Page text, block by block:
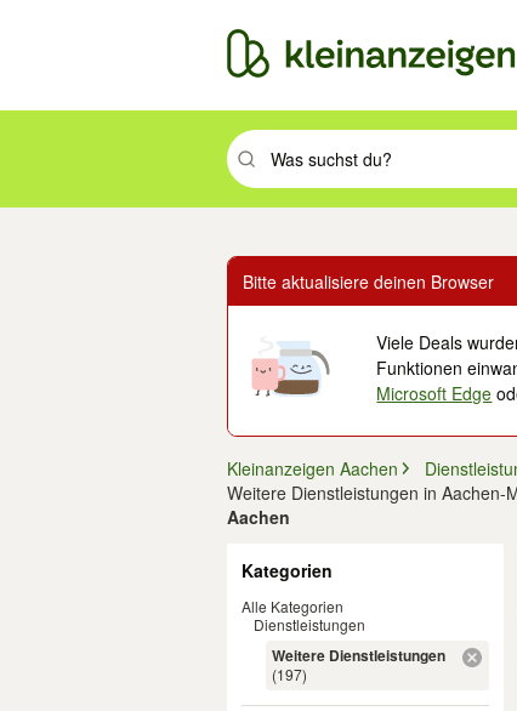
Suchbegriff eingeben. Eingabetaste
Bitte aktualisiere deinen Browser
Viele Deals
Funktionen
Microsoft Edge
Kleinanzeigen Aachen
Weitere Dienstleistungen in Aachen-
Aachen
Kategorien
Alle Kategorien
Dienstleistungen
Weitere Dienstleistungen
(197)